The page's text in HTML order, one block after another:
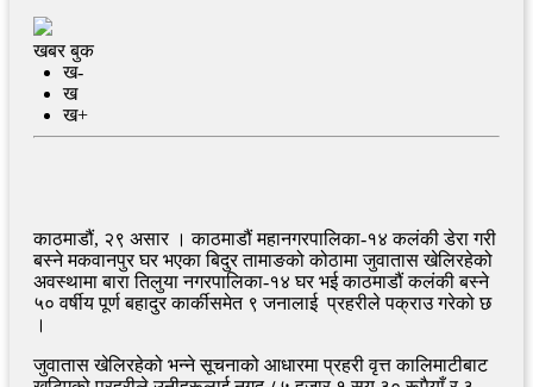
खबर बुक
ख-
ख
ख+
काठमाडौं, २९ असार । काठमाडौं महानगरपालिका-१४ कलंकी डेरा गरी
बस्ने मकवानपुर घर भएका बिदुर तामाङको कोठामा जुवातास खेलिरहेको
अवस्थामा बारा तिलुया नगरपालिका-१४ घर भई काठमाडौं कलंकी बस्ने
५० वर्षीय पूर्ण बहादुर कार्कीसमेत ९ जनालाई प्रहरीले पक्राउ गरेको छ
।
जुवातास खेलिरहेको भन्ने सूचनाको आधारमा प्रहरी वृत्त कालिमाटीबाट